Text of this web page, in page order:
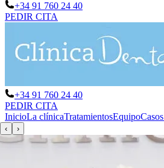
+34 91 760 24 40
PEDIR CITA
+34 91 760 24 40
PEDIR CITA
InicioLa clínicaTratamientosEquipo
‹ ›